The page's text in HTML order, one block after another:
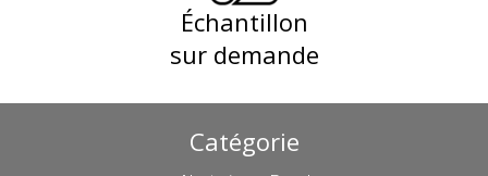
Échantillon
sur demande
Catégorie